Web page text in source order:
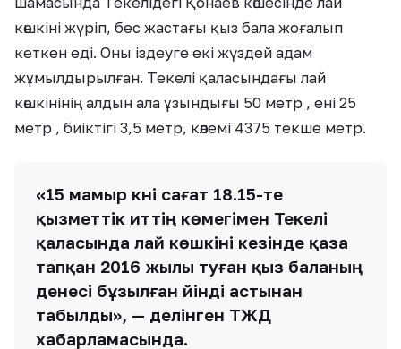
көшкіні жүріп, бес жастағы қыз бала жоғалып
кеткен еді. Оны іздеуге екі жүздей адам
жұмылдырылған. Текелі қаласындағы лай
көшкінінің алдын ала ұзындығы 50 метр , ені 25
метр , биіктігі 3,5 метр, көлемі 4375 текше метр.
«15 мамыр күні сағат 18.15-те
қызметтік иттің көмегімен Текелі
қаласында лай көшкіні кезінде қаза
тапқан 2016 жылы туған қыз баланың
денесі бұзылған үйінді астынан
табылды», — делінген ТЖД
хабарламасында.